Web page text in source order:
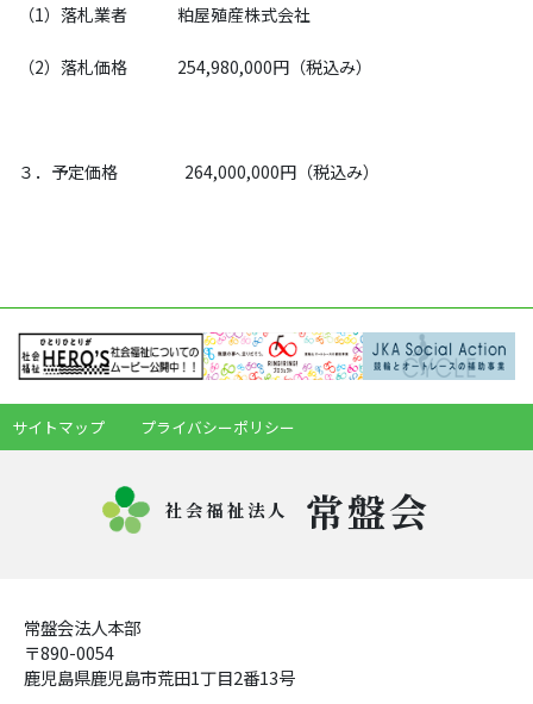
（1）落札業者 粕屋殖産株式会社
（2）落札価格 254,980,000円（税込み）
３．予定価格 264,000,000円（税込み）
サイトマップ プライバシーポリシー
社会福祉法人 常盤会
常盤会法人本部
〒890-0054
鹿児島県鹿児島市荒田1丁目2番13号